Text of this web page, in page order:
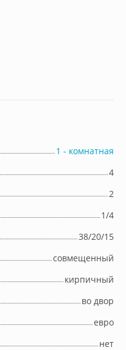
1 - комнатная
4
2
1/4
38/20/15
совмещенный
кирпичный
во двор
евро
нет